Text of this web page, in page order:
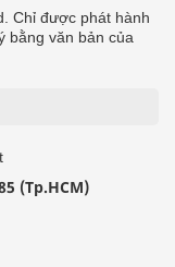
Chỉ được phát hành
bằng văn bản của
(Tp.HCM)